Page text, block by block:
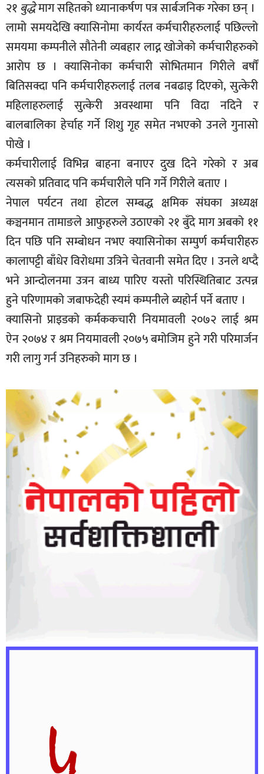
२१ बुद्धेमाग सहितको ध्यानाकर्षण पत्र सार्बजनिक गरेका छन् ।
लामो समयदेखि क्यासिनोमा कार्यरत कर्मचारीहरुलाई पछिल्लो
समयमा कम्पनीले सौतेनी व्यबहार लाद्न खोजेको कर्मचारीहरुको
आरोप छ । क्यासिनोका कर्मचारी सोभितमान गिरीले बर्षौं
बितिसक्दा पनि कर्मचारीहरुलाई तलब नबढाइ दिएको, सुत्केरी
महिलाहरुलाई सुत्केरी अवस्थामा पनि विदा नदिने र
बालबालिका हेर्चाह गर्ने शिशु गृह समेत नभएको उनले गुनासो
पोखे ।
कर्मचारीलाई विभिन्न बाहना बनाएर दुख दिने गरेको र अब
त्यसको प्रतिवाद पनि कर्मचारीले पनि गर्ने गिरीले बताए ।
नेपाल पर्यटन तथा होटल सम्बद्ध क्षमिक संघका अध्यक्ष
कञ्चनमान तामाङले आफुहरुले उठाएको २१ बुँदे माग अबको ११
दिन पछि पनि सम्बोधन नभए क्यासिनोका सम्पुर्ण कर्मचारीहरु
कालापट्टी बाँधेर विरोधमा उत्रिने चेतवानी समेत दिए । उनले थप्दै
भने आन्दोलनमा उत्रन बाध्य पारिए यस्तो परिस्थितिबाट उत्पन्न
हुने परिणामको जबाफदेही स्यमं कम्पनीले ब्यहोर्न पर्ने बताए ।
क्यासिनो प्राइडको कर्मककचारी नियमावली २०७२ लाई श्रम
ऐन २०७४ र श्रम नियमावली २०७५ बमोजिम हुने गरी परिमार्जन
गरी लागु गर्न उनिहरुको माग छ ।